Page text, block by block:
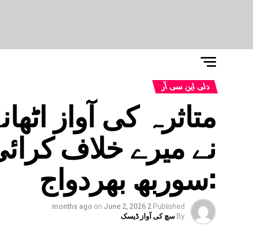
دلی این سی آر
متاثرہ کی آواز
نے میرے خلاف
:سوربھ بھردواج
Published
2 months ago
on June 2, 2026
By سچ کی آواز ڈیسک